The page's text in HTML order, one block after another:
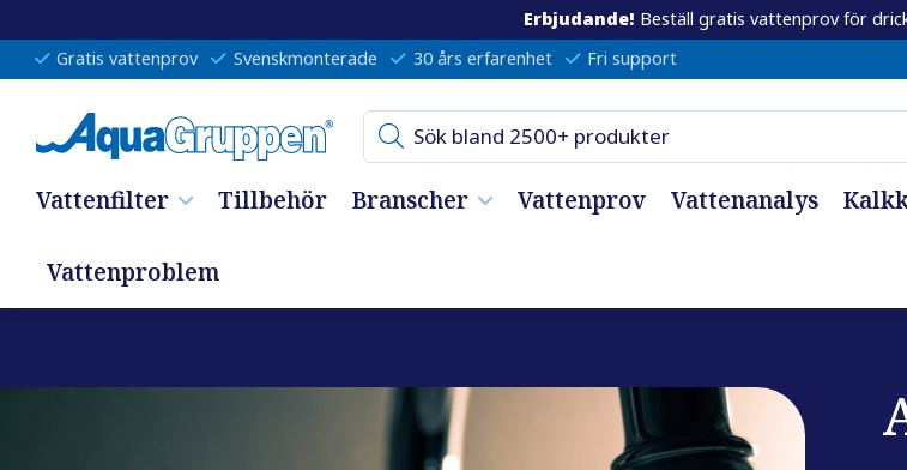
Erbjudande! Beställ gratis vattenprov för
Gratis vattenprov
Svenskmonterade 30 års erfarenhet Fri support
Vattenfilter Tillbehör Branscher Vattenprov Vattenanalys
Vattenproblem